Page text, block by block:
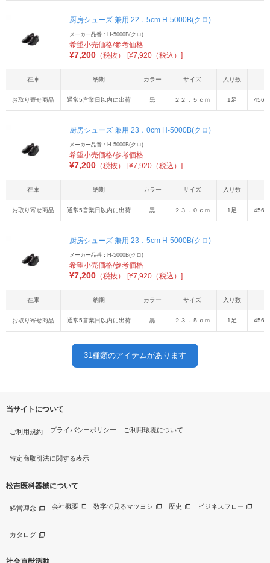
厨房シューズ 兼用 22．5cm H-5000B(クロ)
メーカー品番：H-5000B(クロ)
希望小売価格/参考価格
¥7,200 （税抜） [¥7,920（税込）]
在庫 納期 カラー サイズ 入り数
お取り寄せ商品 通常5営業日以内に出荷 黒 ２２．５ｃｍ 1足
厨房シューズ 兼用 23．0cm H-5000B(クロ)
メーカー品番：H-5000B(クロ)
希望小売価格/参考価格
¥7,200 （税抜） [¥7,920（税込）]
在庫 納期 カラー サイズ 入り数
お取り寄せ商品 通常5営業日以内に出荷 黒 ２３．０ｃｍ 1足
厨房シューズ 兼用 23．5cm H-5000B(クロ)
メーカー品番：H-5000B(クロ)
希望小売価格/参考価格
¥7,200 （税抜） [¥7,920（税込）]
在庫 納期 カラー サイズ 入り数
お取り寄せ商品 通常5営業日以内に出荷 黒 ２３．５ｃｍ 1足
31種類のアイテムがあります
当サイトについて
ご利用規約 プライバシーポリシー ご利用環境について
特定商取引法に関する表示
松吉医科器械について
経営理念 会社概要 数字で見るマツヨシ 歴史 ビジネスフロー
カタログ
社会貢献活動